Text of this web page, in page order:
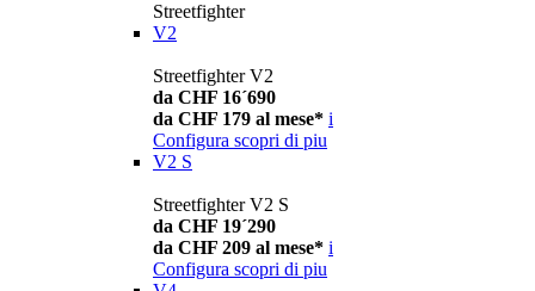
Streetfighter
V2
Streetfighter V2
da CHF 16´690
da CHF 179 al mese* i
Configura scopri di piu
V2 S
Streetfighter V2 S
da CHF 19´290
da CHF 209 al mese* i
Configura scopri di piu